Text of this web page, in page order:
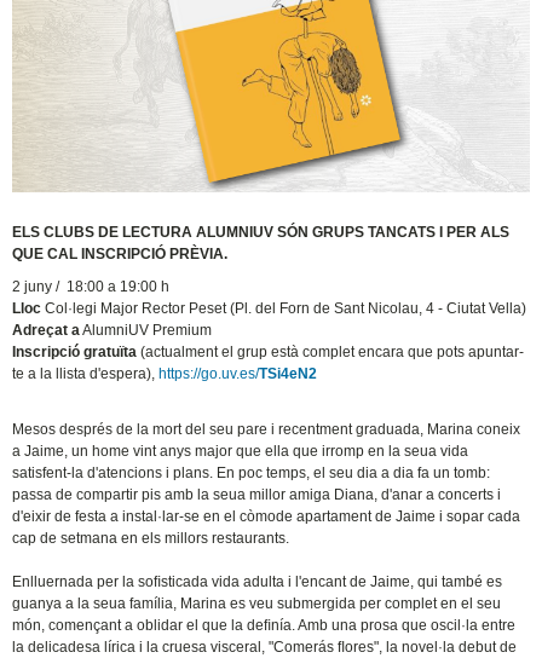
ELS CLUBS DE LECTURA ALUMNIUV SÓN GRUPS TANCATS I PER ALS
QUE CAL INSCRIPCIÓ PRÈVIA.
2 juny / 18:00 a 19:00 h
Lloc Col·legi Major Rector Peset (Pl. del Forn de Sant Nicolau, 4 - Ciutat Vella)
Adreçat aAlumniUV Premium
Inscripció gratuïta(actualment el grup està complet encara que pots apuntar-
te a la llista d'espera), https://go.uv.es/TSi4eN2
Mesos després de la mort del seu pare i recentment graduada, Marina coneix
a Jaime, un home vint anys major que ella que irromp en la seua vida
satisfent-la d'atencions i plans. En poc temps, el seu dia a dia fa un tomb:
passa de compartir pis amb la seua millor amiga Diana, d'anar a concerts i
d'eixir de festa a instal·lar-se en el còmode apartament de Jaime i sopar cada
cap de setmana en els millors restaurants.
Enlluernada per la soﬁsticada vida adulta i l'encant de Jaime, qui també es
guanya a la seua família, Marina es veu submergida per complet en el seu
món, començant a oblidar el que la deﬁnía. Amb una prosa que oscil·la entre
la delicadesa lírica i la cruesa visceral, "Comerás ﬂores", la novel·la debut de